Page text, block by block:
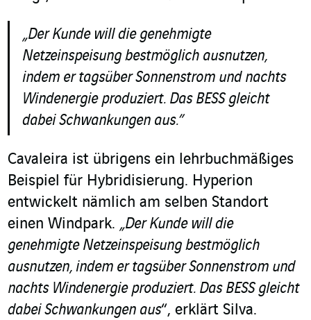
„Der Kunde will die genehmigte
Netzeinspeisung bestmöglich ausnutzen,
indem er tagsüber Sonnenstrom und nachts
Windenergie produziert. Das BESS gleicht
dabei Schwankungen aus.”
Cavaleira ist übrigens ein lehrbuchmäßiges
Beispiel für Hybridisierung. Hyperion
entwickelt nämlich am selben Standort
einen Windpark. „Der Kunde will die
genehmigte Netzeinspeisung bestmöglich
ausnutzen, indem er tagsüber Sonnenstrom und
nachts Windenergie produziert. Das BESS gleicht
dabei Schwankungen aus“, erklärt Silva.